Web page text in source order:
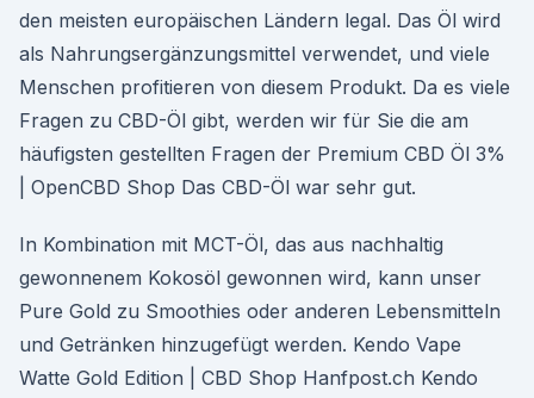
den meisten europäischen Ländern legal. Das Öl wird
als Nahrungsergänzungsmittel verwendet, und viele
Menschen profitieren von diesem Produkt. Da es viele
Fragen zu CBD-Öl gibt, werden wir für Sie die am
häufigsten gestellten Fragen der Premium CBD Öl 3%
| OpenCBD Shop Das CBD-Öl war sehr gut.
In Kombination mit MCT-Öl, das aus nachhaltig
gewonnenem Kokosöl gewonnen wird, kann unser
Pure Gold zu Smoothies oder anderen Lebensmitteln
und Getränken hinzugefügt werden. Kendo Vape
Watte Gold Edition | CBD Shop Hanfpost.ch Kendo